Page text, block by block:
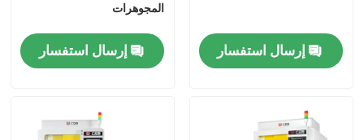
إرسال استفسار
المجوهرات
إرسال استفسار